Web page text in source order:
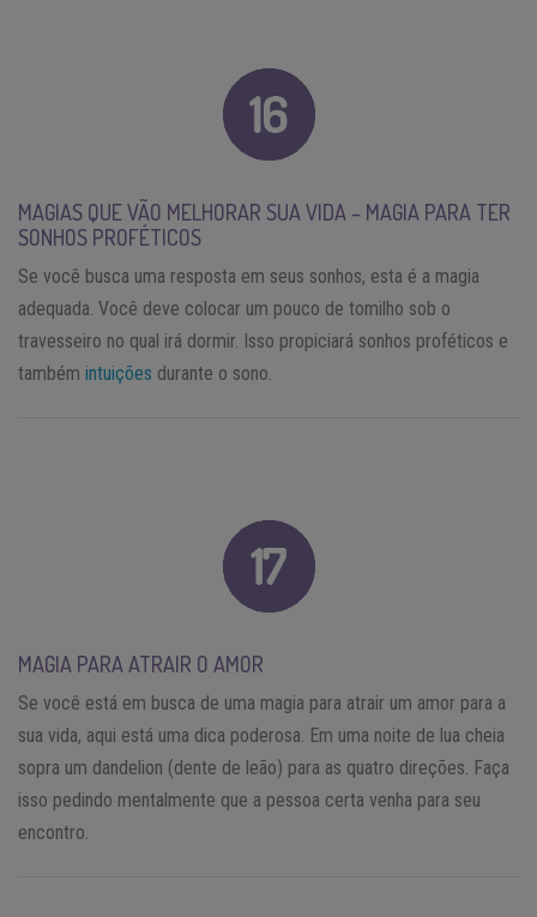
MAGIAS QUE VÃO MELHORAR SUA VIDA – MAGIA PARA TER
SONHOS PROFÉTICOS
Se você busca uma resposta em seus sonhos, esta é a magia
adequada. Você deve colocar um pouco de tomilho sob o
travesseiro no qual irá dormir. Isso propiciará sonhos proféticos e
também intuições durante o sono.
MAGIA PARA ATRAIR O AMOR
Se você está em busca de uma magia para atrair um amor para a
sua vida, aqui está uma dica poderosa. Em uma noite de lua cheia
sopra um dandelion (dente de leão) para as quatro direções. Faça
isso pedindo mentalmente que a pessoa certa venha para seu
encontro.